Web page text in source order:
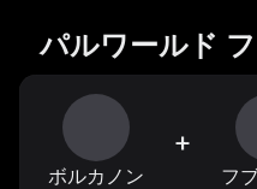
パルワールド
ボルカノン
+
フ